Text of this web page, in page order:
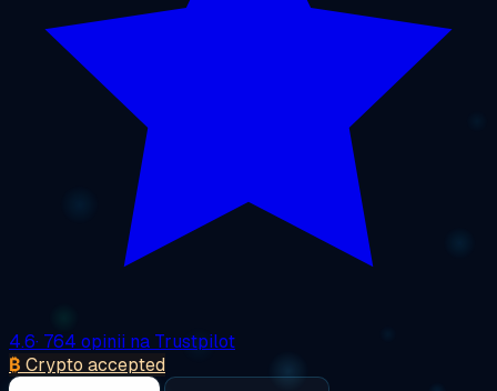
4.6· 764 opinii na Trustpilot
₿ Crypto accepted